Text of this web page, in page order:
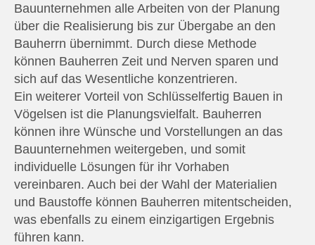
Bauunternehmen alle Arbeiten von der Planung
über die Realisierung bis zur Übergabe an den
Bauherrn übernimmt. Durch diese Methode
können Bauherren Zeit und Nerven sparen und
sich auf das Wesentliche konzentrieren.
Ein weiterer Vorteil von Schlüsselfertig Bauen in
Vögelsen ist die Planungsvielfalt. Bauherren
können ihre Wünsche und Vorstellungen an das
Bauunternehmen weitergeben, und somit
individuelle Lösungen für ihr Vorhaben
vereinbaren. Auch bei der Wahl der Materialien
und Baustoffe können Bauherren mitentscheiden,
was ebenfalls zu einem einzigartigen Ergebnis
führen kann.